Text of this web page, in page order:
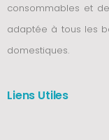
consommables et
adaptée à tous les
domestiques.
Liens Utiles